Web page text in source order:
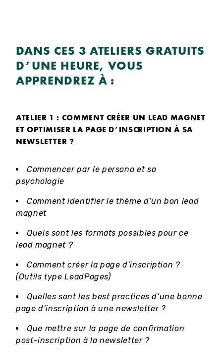
DANS CES 3 ATELIERS GRATUITS
D’UNE HEURE, VOUS
APPRENDREZ À :
ATELIER 1 : COMMENT CRÉER UN LEAD MAGNET
ET OPTIMISER LA PAGE D’INSCRIPTION À SA
NEWSLETTER ?
Commencer par le persona et sa
psychologie
Comment identifier le thème d’un bon lead
magnet
Quels sont les formats possibles pour ce
lead magnet ?
Comment créer la page d’inscription ?
(Outils type LeadPages)
Quelles sont les best practices d’une bonne
page d’inscription à une newsletter ?
Que mettre sur la page de confirmation
post-inscription à la newsletter ?